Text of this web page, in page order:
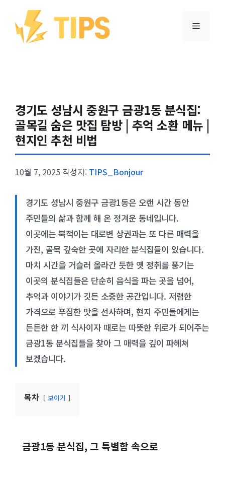
건너뛰기
메뉴
경기도 성남시 중원구 금광1동 분식집:
골목길 숨은 맛집 탐방 | 추억 소환 메뉴 |
현지인 추천 비법
10월 7, 2025 작성자: TIPS_Bonjour
경기도 성남시 중원구 금광1동은 오랜 시간 동안
주민들의 삶과 함께 해 온 정겨운 동네입니다.
이곳에는 북적이는 대로변 상권과는 또 다른 매력을
가진, 골목 깊숙한 곳에 자리한 분식집들이 있습니다.
마치 시간을 거슬러 올라간 듯한 옛 정취를 풍기는
이곳의 분식집들은 단순히 음식을 파는 곳을 넘어,
추억과 이야기가 깃든 소중한 공간입니다. 저렴한
가격으로 푸짐한 맛을 선사하며, 현지 주민들에게는
든든한 한 끼 식사이자 때로는 따뜻한 위로가 되어주는
금광1동 분식집들을 찾아 그 매력을 깊이 파헤쳐
보겠습니다.
목차 보이기
금광1동 분식집, 그 특별함 속으로